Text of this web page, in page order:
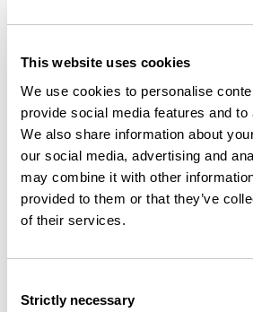
This website uses cookies
We use cookies to personalise
provide social media features and
We also share information about
our social media, advertising and
may combine it with other
provided to them or that they’ve
of their services.
Selection
Strictly necessary